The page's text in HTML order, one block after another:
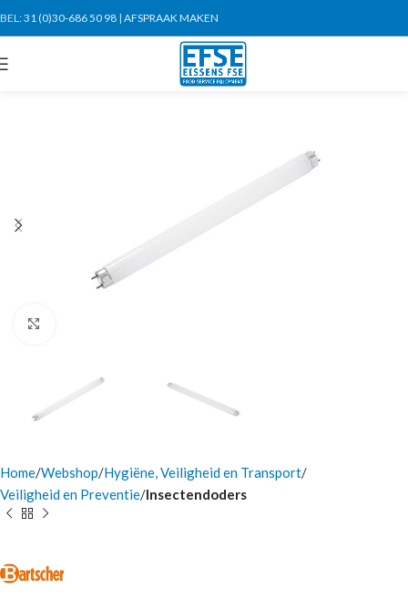
BEL:31 (0)30-686 50 98 | AFSPRAAK MAKEN
Home Webshop Hygiëne, Veiligheid en Transport
Veiligheid en Preventie Insectendoders